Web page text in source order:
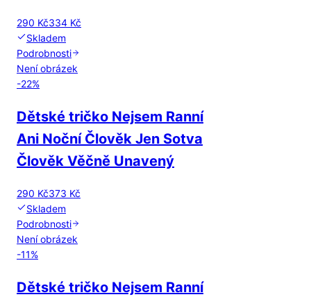
290 Kč334 Kč
Skladem
Podrobnosti
Není obrázek
-22%
Dětské tričko Nejsem Ranní
Ani Noční Člověk Jen Sotva
Člověk Věčně Unavený
290 Kč373 Kč
Skladem
Podrobnosti
Není obrázek
-11%
Dětské tričko Nejsem Ranní